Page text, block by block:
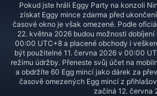
Pokud jste hráli Eggy Party na konzoli
získat Eggy mince zdarma před
časové okno je však omezené. Podle
22. května 2026 budou možnosti
00:00 UTC+8 a placené obchody i
být použitelné 11. června 2026 v 00:00
režimu údržby. Přeneste svůj účet na
a obdržíte 60 Egg mincí jako dárek za
časově omezených Egg mincí z
začíná 12. června